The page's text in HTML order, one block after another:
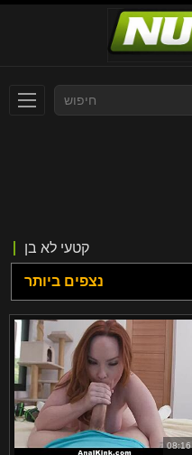
Deutsch
Српски
Norsk
ภาษาไทย
한국어
汉语
Suomi
קטעי לא בן
נצפים ביותר
08:16